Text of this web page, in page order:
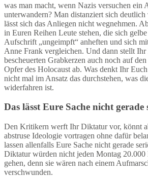
was man macht, wenn Nazis versuchen ein
unterwandern? Man distanziert sich
lässt sich das Anliegen nicht wegnehmen.
in Euren Reihen Leute stehen, die sich
Aufschrift „ungeimpft“ anheften und sich
Anne Frank vergleichen. Und dann stellt
bescheuerten Grabkerzen auch noch auf
Opfer des Holocaust ab. Was denkt Ihr
nicht mal im Ansatz das durchstehen, was
widerfahren ist.
Das lässt Eure Sache nicht gerade
Den Kritikern werft Ihr Diktatur vor, könnt
abstruse Ideologie vortragen ohne dafür
lassen allenfalls Eure Sache nicht gerade
Diktatur würden nicht jeden Montag 20.000
gehen, denn sie wären nach einem
verschwunden.